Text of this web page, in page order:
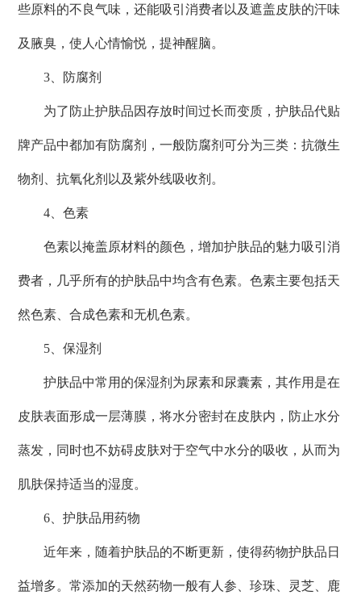
些原料的不良气味，还能吸引消费者以及遮盖皮肤的汗味
及腋臭，使人心情愉悦，提神醒脑。
3、防腐剂
为了防止护肤品因存放时间过长而变质，护肤品代贴
牌产品中都加有防腐剂，一般防腐剂可分为三类：抗微生
物剂、抗氧化剂以及紫外线吸收剂。
4、色素
色素以掩盖原材料的颜色，增加护肤品的魅力吸引消
费者，几乎所有的护肤品中均含有色素。色素主要包括天
然色素、合成色素和无机色素。
5、保湿剂
护肤品中常用的保湿剂为尿素和尿囊素，其作用是在
皮肤表面形成一层薄膜，将水分密封在皮肤内，防止水分
蒸发，同时也不妨碍皮肤对于空气中水分的吸收，从而为
肌肤保持适当的湿度。
6、护肤品用药物
近年来，随着护肤品的不断更新，使得药物护肤品日
益增多。常添加的天然药物一般有人参、珍珠、灵芝、鹿